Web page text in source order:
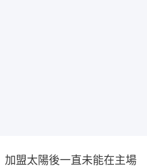
盟太陽後一直未能在主場